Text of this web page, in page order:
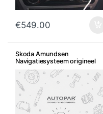
€549.00
Skoda Amundsen
Navigatiesysteem origineel